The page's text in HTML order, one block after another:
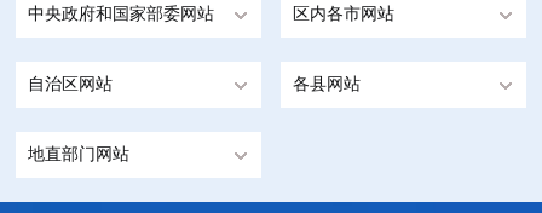
中央政府和国家部委网站 区内各市网站
自治区网站 各县网站
地直部门网站